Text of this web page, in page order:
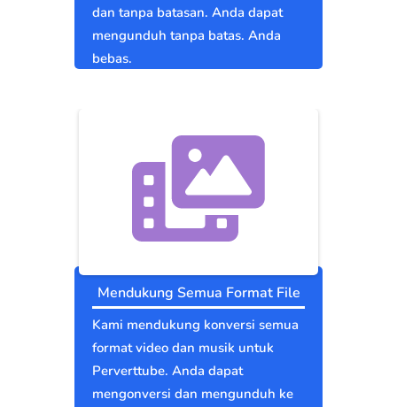
dan tanpa batasan. Anda dapat
mengunduh tanpa batas. Anda
bebas.
Mendukung Semua Format File
Kami mendukung konversi semua
format video dan musik untuk
Perverttube. Anda dapat
mengonversi dan mengunduh ke